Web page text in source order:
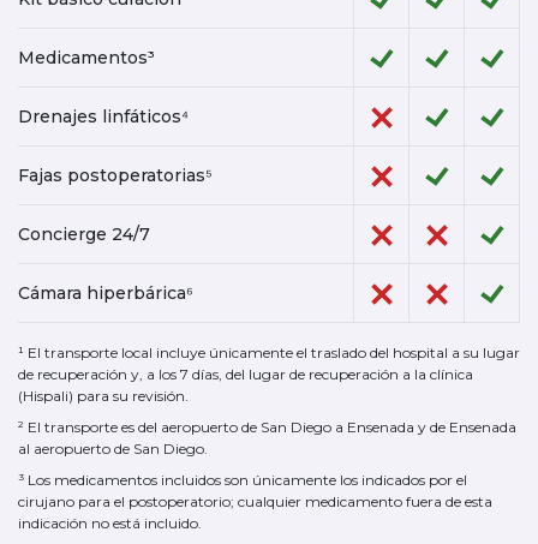
Medicamentos³
Drenajes linfáticos⁴
Fajas postoperatorias⁵
Concierge 24/7
Cámara hiperbárica⁶
¹ El transporte local incluye únicamente el traslado del hospital a su lugar
de recuperación y, a los 7 días, del lugar de recuperación a la clínica
(Hispali) para su revisión.
² El transporte es del aeropuerto de San Diego a Ensenada y de Ensenada
al aeropuerto de San Diego.
³ Los medicamentos incluidos son únicamente los indicados por el
cirujano para el postoperatorio; cualquier medicamento fuera de esta
indicación no está incluido.